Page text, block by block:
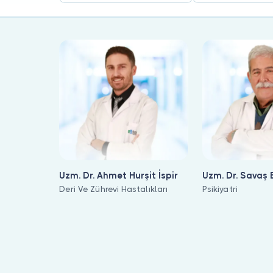
Uzm. Dr. Ahmet Hurşit İspir
Deri Ve Zührevi Hastalıkları
Uzm. Dr. Savaş
Psikiyatri